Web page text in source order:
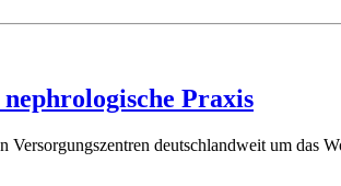
Praxis
deutschlandweit um das